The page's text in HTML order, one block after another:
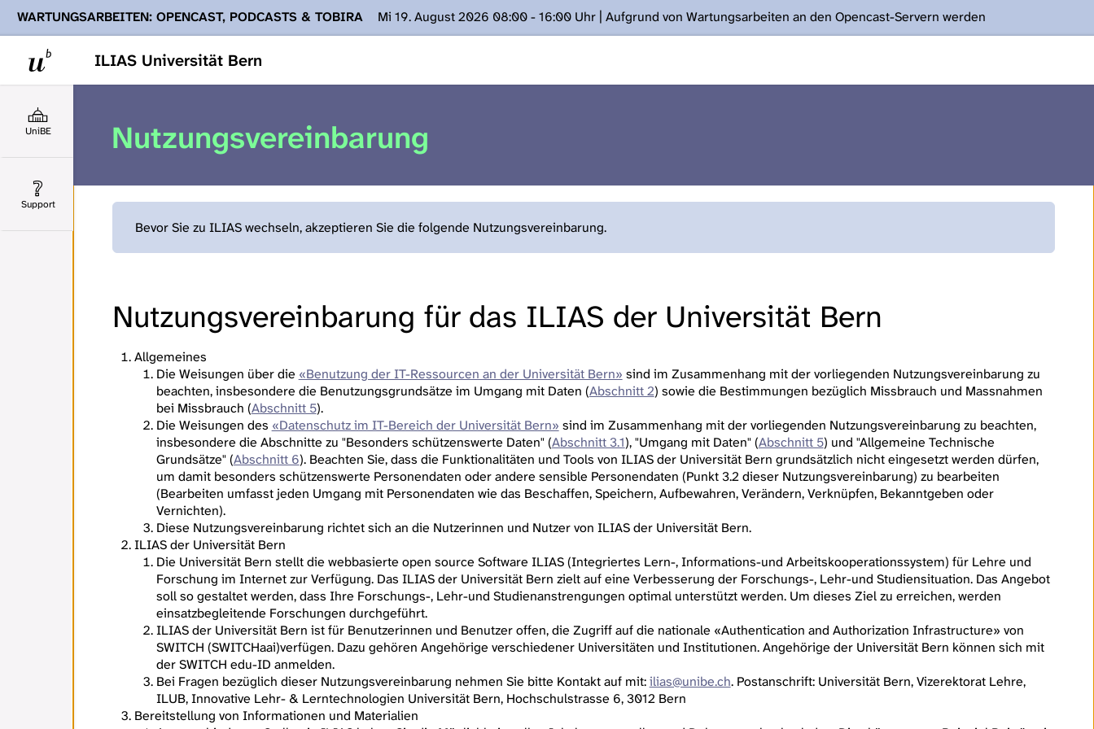
ILIAS Universität Bern
WARTUNGSARBEITEN: OPENCAST, PODCASTS & TOBIRA
Mi 19. August 2026 08:00 - 16:00 Uhr | Aufgrund von Wartungsarbeiten an den Opencast-Servern werden
Ihnen Podcasts, Opencast-Videos und Tobira nicht zur Verfügung stehen. Kontakt: www.podcast.unibe.ch
UniBE
Support
Nutzungsvereinbarung
Bevor Sie zu ILIAS wechseln, akzeptieren Sie die folgende Nutzungsvereinbarung.
Nutzungsvereinbarung für das ILIAS der Universität Bern
Allgemeines
Die Weisungen über die «Benutzung der IT-Ressourcen an der Universität Bern» sind im Zusammenhang mit der vorliegenden Nutzungsvereinbarung zu
beachten, insbesondere die Benutzungsgrundsätze im Umgang mit Daten (Abschnitt 2) sowie die Bestimmungen bezüglich Missbrauch und Massnahmen
bei Missbrauch (Abschnitt 5).
Die Weisungen des «Datenschutz im IT-Bereich der Universität Bern» sind im Zusammenhang mit der vorliegenden Nutzungsvereinbarung zu beachten,
insbesondere die Abschnitte zu "Besonders schützenswerte Daten" (Abschnitt 3.1), "Umgang mit Daten" (Abschnitt 5) und "Allgemeine Technische
Grundsätze" (Abschnitt 6). Beachten Sie, dass die Funktionalitäten und Tools von ILIAS der Universität Bern grundsätzlich nicht eingesetzt werden dürfen,
um damit besonders schützenswerte Personendaten oder andere sensible Personendaten (Punkt 3.2 dieser Nutzungsvereinbarung) zu bearbeiten
(Bearbeiten umfasst jeden Umgang mit Personendaten wie das Beschaffen, Speichern, Aufbewahren, Verändern, Verknüpfen, Bekanntgeben oder
Vernichten).
Diese Nutzungsvereinbarung richtet sich an die Nutzerinnen und Nutzer von ILIAS der Universität Bern.
ILIAS der Universität Bern
Die Universität Bern stellt die webbasierte open source Software ILIAS (Integriertes Lern-, Informations-und Arbeitskooperationssystem) für Lehre und
Forschung im Internet zur Verfügung. Das ILIAS der Universität Bern zielt auf eine Verbesserung der Forschungs-, Lehr-und Studiensituation. Das Angebot
soll so gestaltet werden, dass Ihre Forschungs-, Lehr-und Studienanstrengungen optimal unterstützt werden. Um dieses Ziel zu erreichen, werden
einsatzbegleitende Forschungen durchgeführt.
ILIAS der Universität Bern ist für Benutzerinnen und Benutzer offen, die Zugriff auf die nationale «Authentication and Authorization Infrastructure» von
SWITCH (SWITCHaai)verfügen. Dazu gehören Angehörige verschiedener Universitäten und Institutionen. Angehörige der Universität Bern können sich mit
der SWITCH edu-ID anmelden.
Bei Fragen bezüglich dieser Nutzungsvereinbarung nehmen Sie bitte Kontakt auf mit:ilias@unibe.ch. Postanschrift: Universität Bern, Vizerektorat Lehre,
ILUB, Innovative Lehr- & Lerntechnologien Universität Bern, Hochschulstrasse 6, 3012 Bern
Bereitstellung von Informationen und Materialien